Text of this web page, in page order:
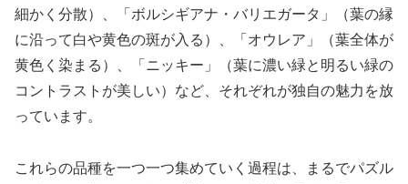
細かく分散）、「ボルシギアナ・バリエガータ」（葉の縁
に沿って白や黄色の斑が入る）、「オウレア」（葉全体が
黄色く染まる）、「ニッキー」（葉に濃い緑と明るい緑の
コントラストが美しい）など、それぞれが独自の魅力を放
っています。
これらの品種を一つ一つ集めていく過程は、まるでパズル